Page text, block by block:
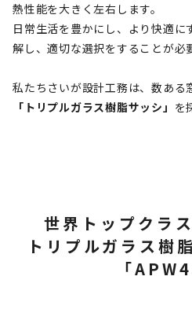
熱性能を大きく左右します。
日常生活を豊かにし、より快適に
解し、適切な選択をすることが必
私たちさいが設計工務は、数ある
「トリプルガラス樹脂サッシ」 を
世界トップクラ
トリプルガラス樹
「